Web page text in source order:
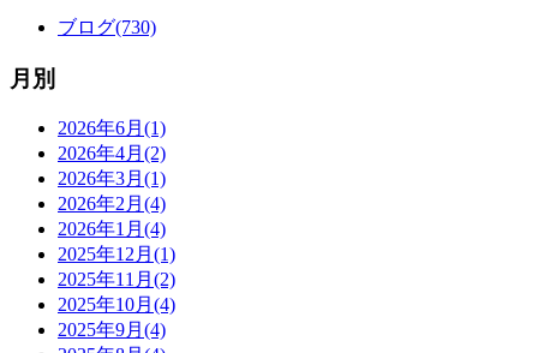
ブログ(730)
月別
2026年6月(1)
2026年4月(2)
2026年3月(1)
2026年2月(4)
2026年1月(4)
2025年12月(1)
2025年11月(2)
2025年10月(4)
2025年9月(4)